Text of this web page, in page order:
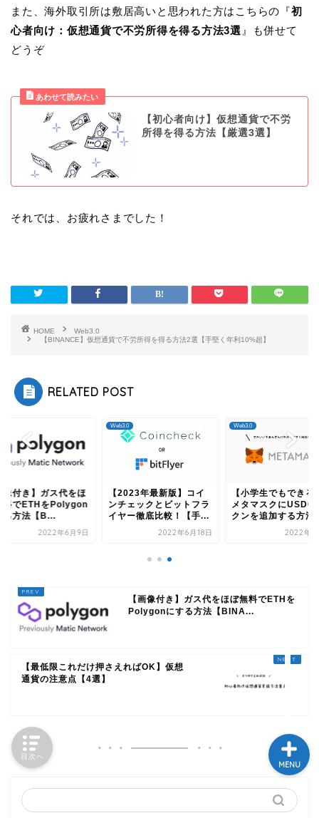
また、海外取引所は敷居高いと思われた方はこちらの『初
心者向け：仮想通貨で不労所得を得る方法3選 』も併せて
どうぞ
【初心者向け】仮想通貨で不労
所得を得る方法【厳選3選】
それでは、お疲れさまでした！
HOME
Web3.0
【BINANCE】仮想通貨で不労所得を得る方法2選【手堅く年利10%超】
RELATED POST
像付き】ガス代をほ
料でETHをPolygon
る方法【B...
2022年6月9日
Web3.0
【2023年最新版】コイ
ンチェックとビットフラ
イヤー徹底比較！【手...
2022年6月18日
Web3.0
【小学生でもできる
メタマスクにUSDC
クンを追加する方法
2022年6
【画像付き】ガス代をほぼ無料でETHを
Polygonにする方法【BINA...
【最低限これだけ押さえればOK】仮想
通貨の注意点【4選】
MENU
投げ銭ページ
目次へ